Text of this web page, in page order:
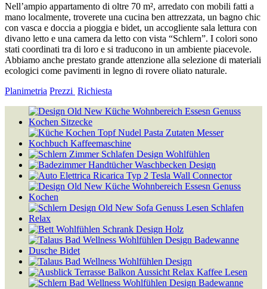
Nell’ampio appartamento di oltre 70 m², arredato con mobili fatti a
mano localmente, troverete una cucina ben attrezzata, un bagno chic
con vasca e doccia a pioggia e bidet, un accogliente sala lettura con
divano letto e una camera da letto con vista “Schlern”. I colori sono
stati coordinati tra di loro e si traducono in un ambiente piacevole.
Abbiamo anche prestato grande attenzione alla selezione di materiali
ecologici come pavimenti in legno di rovere oliato naturale.
Planimetria Prezzi Richiesta